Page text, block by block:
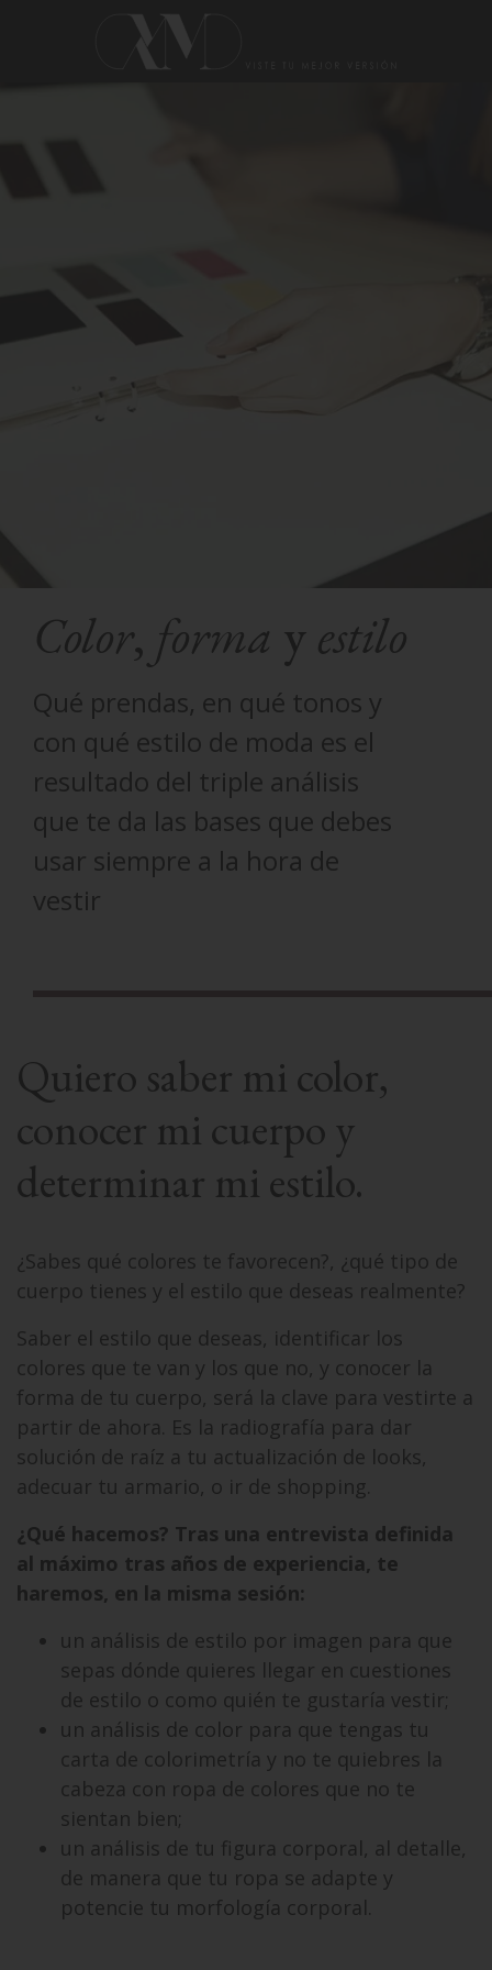
Color, forma yestilo
Qué prendas, en qué tonos y
con qué estilo de moda es el
resultado del triple análisis
que te da las bases que debes
usar siempre a la hora de
vestir
Quiero saber mi color,
conocer mi cuerpo y
determinar mi estilo.
¿Sabes qué colores te favorecen?, ¿qué tipo de
cuerpo tienes y el estilo que deseas realmente?
Saber el estilo que deseas, identificar los
colores que te van y los que no, y conocer la
forma de tu cuerpo, será la clave para vestirte a
partir de ahora. Es la radiografía para dar
solución de raíz a tu actualización de looks,
adecuar tu armario, o ir de shopping.
¿Qué hacemos? Tras una entrevista definida
al máximo tras años de experiencia, te
haremos, en la misma sesión:
un análisis de estilo por imagen para que
sepas dónde quieres llegar en cuestiones
de estilo o como quién te gustaría vestir;
un análisis de color para que tengas tu
carta de colorimetría y no te quiebres la
cabeza con ropa de colores que no te
sientan bien;
un análisis de tu figura corporal, al detalle,
de manera que tu ropa se adapte y
potencie tu morfología corporal.